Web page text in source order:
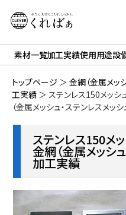
素材一覧加工実績使用用途設
トップページ ＞ 金網（金属メッ
工実績 ＞ ステンレス150メッ
（金属メッシュ・ステンレスメッ
ステンレス150メ
金網（金属メッシ
加工実績